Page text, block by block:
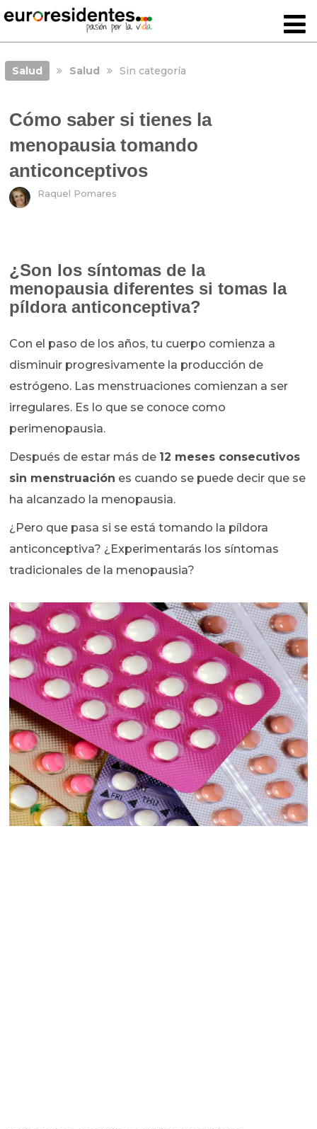
Salud Salud Sin categoría
Cómo saber si tienes la
menopausia tomando
anticonceptivos
Raquel Pomares
¿Son los síntomas de la
menopausia diferentes si tomas la
píldora anticonceptiva?
Con el paso de los años, tu cuerpo comienza a
disminuir progresivamente la producción de
estrógeno. Las menstruaciones comienzan a ser
irregulares. Es lo que se conoce como
perimenopausia.
Después de estar más de 12 meses consecutivos
sin menstruación es cuando se puede decir que se
ha alcanzado la menopausia.
¿Pero que pasa si se está tomando la píldora
anticonceptiva? ¿Experimentarás los síntomas
tradicionales de la menopausia?